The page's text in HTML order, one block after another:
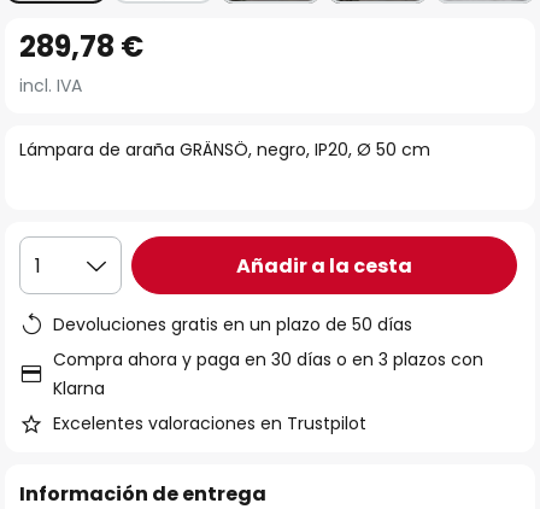
comienzo
la
imágenes
Lámpara de araña GRÄNSÖ, negro, IP20, Ø 50 cm
289,78 €
incl. IVA
1 Añadir a la cesta
Devoluciones gratis en un plazo de 50 días
Compra ahora y paga en 30 días o en 3 plazos con
Klarna
Excelentes valoraciones en Trustpilot
Información de entrega